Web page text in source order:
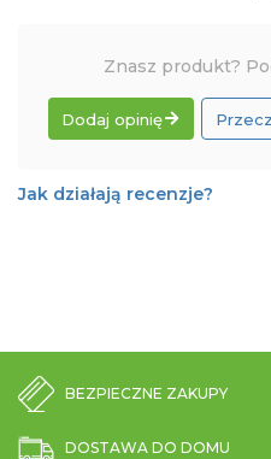
Znasz produkt?
Dodaj opinię
Jak działają recenzje?
BEZPIECZNE ZAKUPY
DOSTAWA DO DOMU